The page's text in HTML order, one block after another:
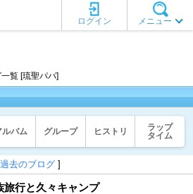
メニュー
ログイン
覧 [琉聖パパ]
ルバム グループ ヒストリ
ラップ
タイム
過去のブログ ]
旅行と久々キャンプ